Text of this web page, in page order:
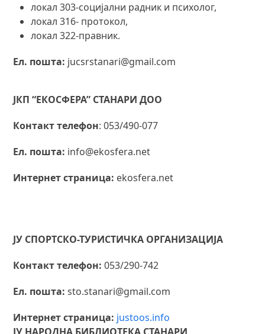
локал 303-социјални радник и психолог,
локал 316- протокол,
локал 322-правник.
Ел. пошта: jucsrstanari@gmail.com
ЈКП “ЕКОСФЕРА” СТАНАРИ ДОО
Контакт телефон: 053/490-077
Ел. пошта: info@ekosfera.net
Интернет страница: ekosfera.net
ЈУ СПОРТСКО-ТУРИСТИЧКА ОРГАНИЗАЦИЈА
Контакт телефон:053/290-742
Ел. пошта:sto.stanari@gmail.com
Интернет страница: justoos.info